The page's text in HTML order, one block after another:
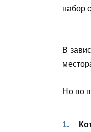
набор
В
Но во